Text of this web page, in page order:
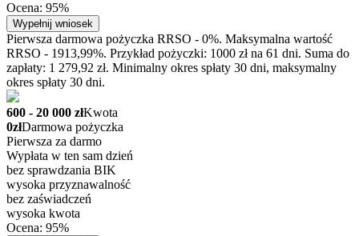
Ocena: 95%
Wypełnij wniosek
Pierwsza darmowa pożyczka RRSO - 0%. Maksymalna wartość
RRSO - 1913,99%. Przykład pożyczki: 1000 zł na 61 dni. Suma do
zapłaty: 1 279,92 zł. Minimalny okres spłaty 30 dni, maksymalny
okres spłaty 30 dni.
600 - 20 000 złKwota
0złDarmowa pożyczka
Pierwsza za darmo
Wypłata w ten sam dzień
bez sprawdzania BIK
wysoka przyznawalność
bez zaświadczeń
wysoka kwota
Ocena: 95%